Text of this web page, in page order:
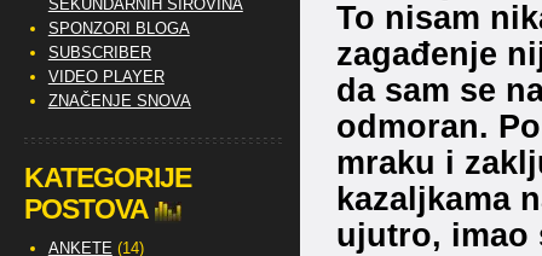
To nisam
zagađenje
da sam se
odmoran.
mraku i
kazaljkama
ujutro, imao
SEKUNDARNIH SIROVINA
SPONZORI BLOGA
SUBSCRIBER
VIDEO PLAYER
ZNAČENJE SNOVA
KATEGORIJE
POSTOVA
ANKETE (14)